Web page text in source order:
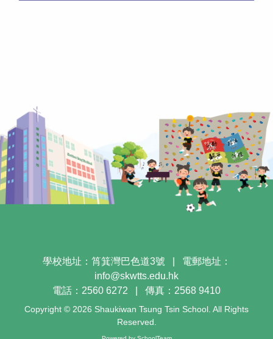
學校地址：筲箕灣巴色道3號
電郵地址：
info@skwtts.edu.hk
電話：2560 6272
傳真：2568 9410
Copyright © 2026 Shaukiwan Tsung Tsin School. All Rights
Reserved.